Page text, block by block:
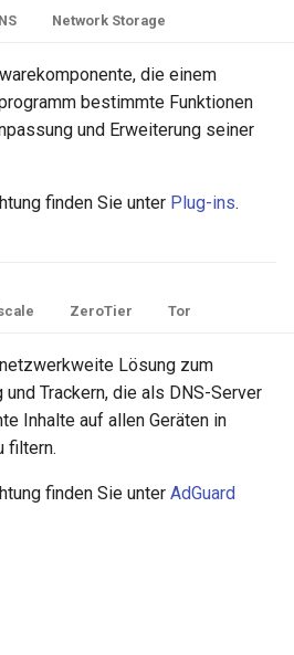
Network Storage
die einem
bestimmte Funktionen
und Erweiterung seiner
finden Sie unter Plug-ins.
ZeroTier Tor
Lösung zum
Trackern, die als DNS-Server
Inhalte auf allen Geräten in
filtern.
finden Sie unter AdGuard